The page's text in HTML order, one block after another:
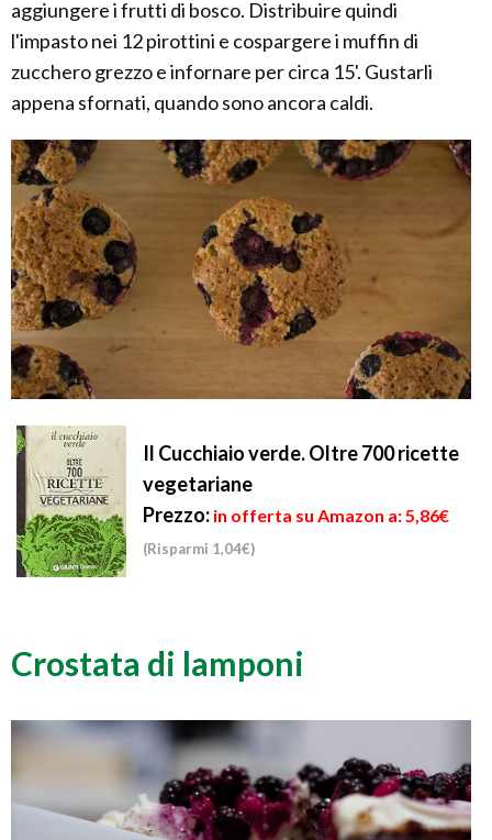
aggiungere i frutti di bosco. Distribuire quindi
l'impasto nei 12 pirottini e cospargere i muffin di
zucchero grezzo e infornare per circa 15'. Gustarli
appena sfornati, quando sono ancora caldi.
Il Cucchiaio verde. Oltre 700 ricette
vegetariane
Prezzo: in offerta su Amazon a: 5,86€
(Risparmi 1,04€)
Crostata di lamponi